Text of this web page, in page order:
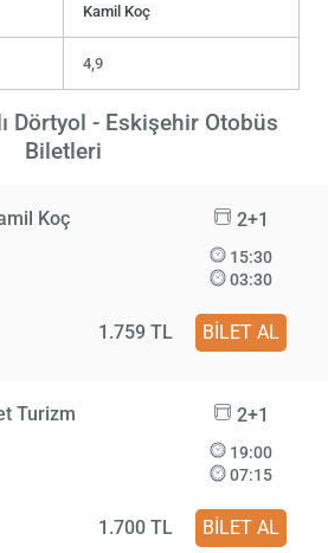
Kamil Koç
4,9
Dörtyol - Eskişehir Otobüs
Biletleri
Koç 2+1
15:30
03:30
1.759 TL BİLET AL
Turizm 2+1
19:00
07:15
1.700 TL BİLET AL